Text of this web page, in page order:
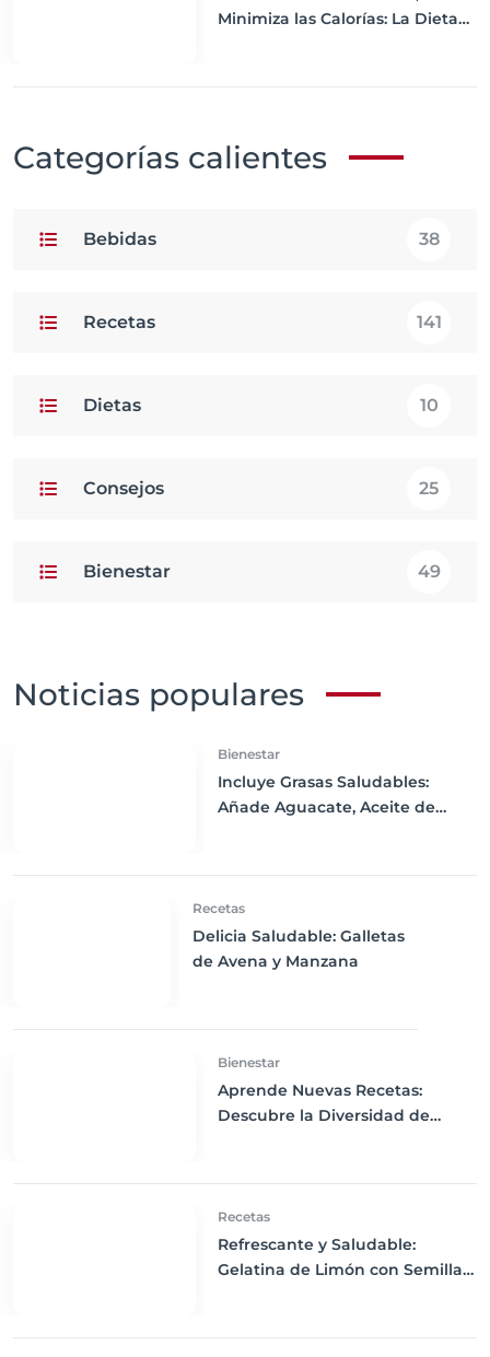
Minimiza las Calorías: La Dieta
Categorías calientes
Bebidas 38
Recetas 141
Dietas 10
Consejos 25
Bienestar 49
Noticias populares
Bienestar
Incluye Grasas Saludables:
Añade Aguacate, Aceite de
Recetas
Delicia Saludable: Galletas
de Avena y Manzana
Bienestar
Aprende Nuevas Recetas:
Descubre la Diversidad de
Recetas
Refrescante y Saludable:
Gelatina de Limón con Semillas